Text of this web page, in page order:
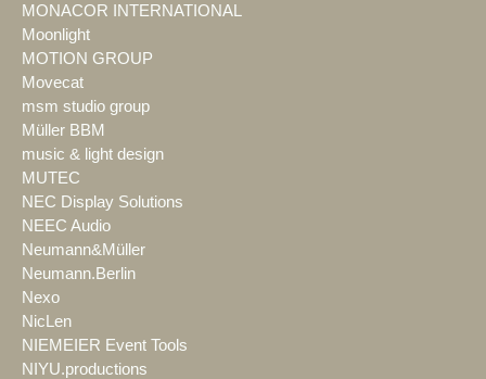
MONACOR INTERNATIONAL
Moonlight
MOTION GROUP
Movecat
msm studio group
Müller BBM
music & light design
MUTEC
NEC Display Solutions
NEEC Audio
Neumann&Müller
Neumann.Berlin
Nexo
NicLen
NIEMEIER Event Tools
NIYU.productions